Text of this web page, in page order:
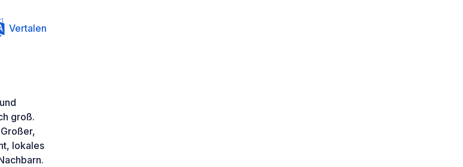
Vertalen
groß.
lokales